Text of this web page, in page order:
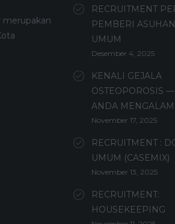
merupakan
RECRUITMENT
PEMBERI
UMUM
Desember 4, 2025
KENALI GEJALA
OSTEOPOROSIS
ANDA
November 17, 2025
RECRUITMENT :
UMUM (CASEMIX)
November 13, 2025
RECRUITMENT:
HOUSEKEEPING